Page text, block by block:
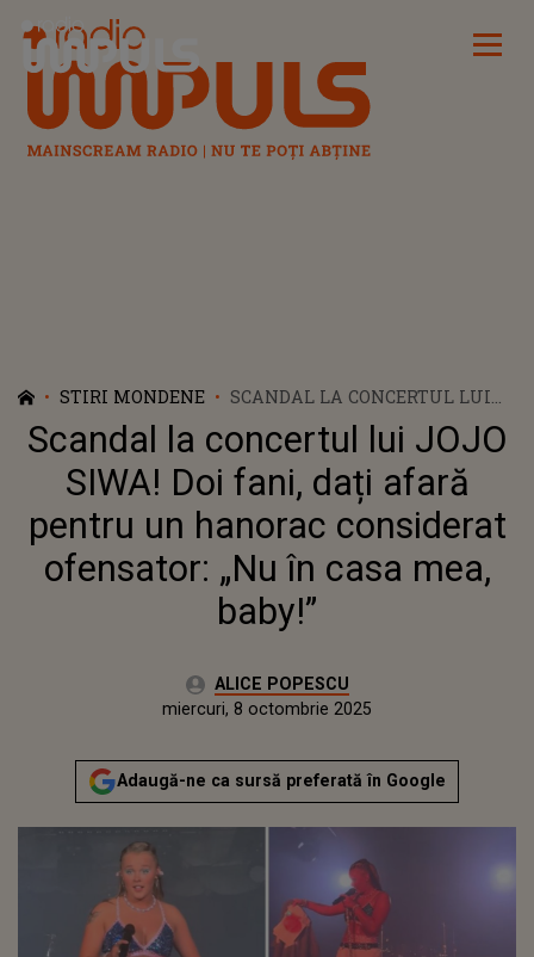
Radio Impuls
STIRI MONDENE
SCANDAL LA CONCERTUL LUI
JOJO SIWA! DOI FANI, DAȚI
AFARĂ PENTRU UN HANORAC
CONSIDERAT OFENSATOR: „NU
ÎN CASA MEA, BABY!”
Scandal la concertul lui JOJO
SIWA! Doi fani, dați afară
pentru un hanorac considerat
ofensator: „Nu în casa mea,
baby!”
Autor:ALICE POPESCU
Publicat:
miercuri, 8 octombrie 2025
Adaugă-ne ca sursă preferată în Google